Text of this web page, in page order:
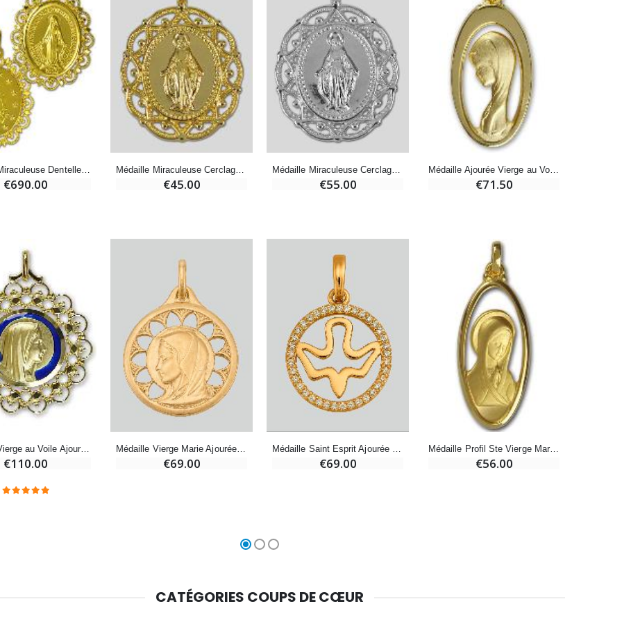
Bonbons Pastilles Menthe à l'Eau de Lourdes - 130g
€7.90
-10%
€5.50 €4.95
€78.00
Huile d'Onction
€9.90
€12.90
€5.00
€23.00
€7.90
€5.50 €4.95
Huile d'Onction
€9.90
€4.90
Médaille Miraculeuse Dentelle Ajourée Or Massif 18 Carats - 25 mm
€690.00
Médaille Miraculeuse Cerclage Dentelle 19mm - Plaqué Or 18k
€45.00
Médaille Miraculeuse Cerclage Dentelle 19mm - Argent 925/1000
€55.00
Médaille Ajourée Vierge au Voile en Plaqué Or - 25 mm
€71.50
Médaille Vierge au Voile Ajourée en Plaqué Or et Email
€110.00
Médaille Vierge Marie Ajourée Plaqué Or - 20mm
€69.00
Médaille Saint Esprit Ajourée en Plaqué Or - 15mm
€69.00
Médaille Profil Ste Vierge Marie Ajourée - Plaqué Or 18 Carats
€56.00
CATÉGORIES COUPS DE CŒUR